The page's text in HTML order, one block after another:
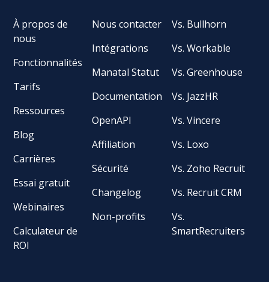
À propos de
nous
Fonctionnalités
Tarifs
Ressources
Blog
Carrières
Essai gratuit
Webinaires
Calculateur de
ROI
Nous contacter
Intégrations
Manatal Statut
Documentation
OpenAPI
Affiliation
Sécurité
Changelog
Non-profits
Vs. Bullhorn
Vs. Workable
Vs. Greenhouse
Vs. JazzHR
Vs. Vincere
Vs. Loxo
Vs. Zoho Recruit
Vs. Recruit CRM
Vs.
SmartRecruiters